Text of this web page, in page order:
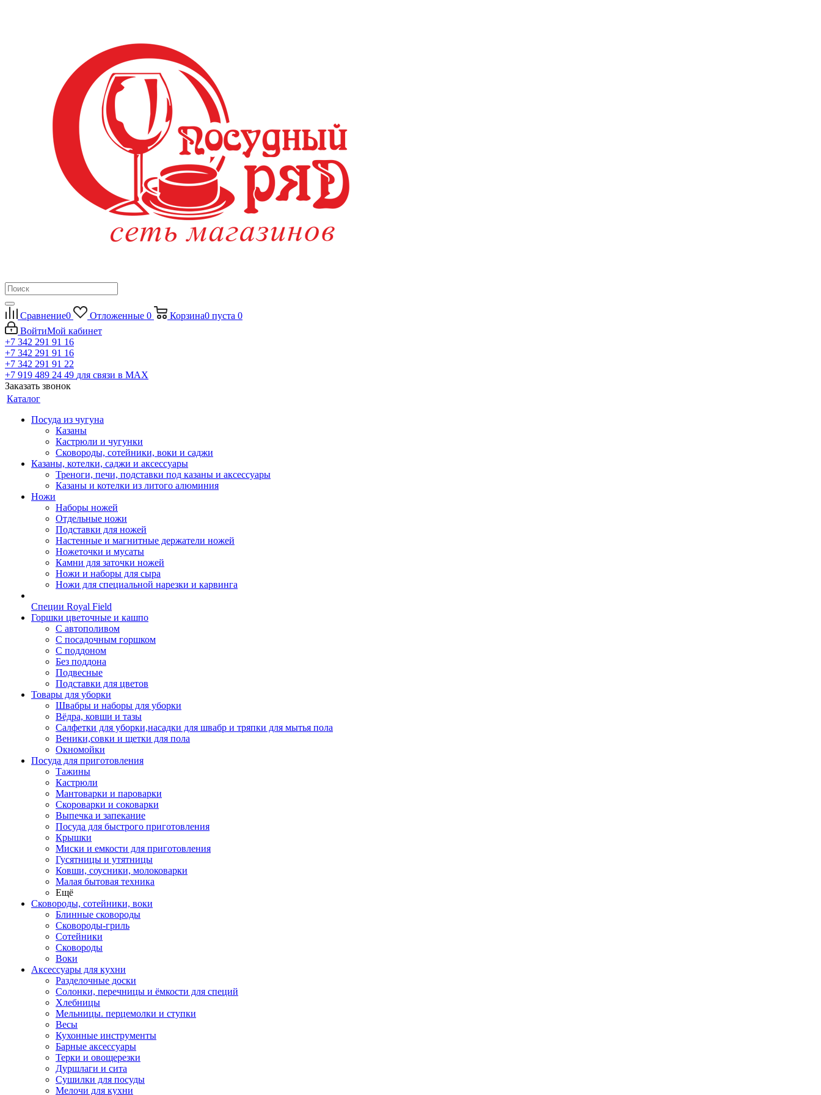
Сравнение0 Отложенные 0 Корзина0 пуста 0
ВойтиМой кабинет
+7 342 291 91 16
+7 342 291 91 16
+7 342 291 91 22
+7 919 489 24 49 для связи в МАХ
Заказать звонок
Каталог
Посуда из чугуна
Казаны
Кастрюли и чугунки
Сковороды, сотейники, воки и саджи
Казаны, котелки, саджи и аксессуары
Треноги, печи, подставки под казаны и аксессуары
Казаны и котелки из литого алюминия
Ножи
Наборы ножей
Отдельные ножи
Подставки для ножей
Настенные и магнитные держатели ножей
Ножеточки и мусаты
Камни для заточки ножей
Ножи и наборы для сыра
Ножи для специальной нарезки и карвинга
Специи Royal Field
Горшки цветочные и кашпо
С автополивом
С посадочным горшком
С поддоном
Без поддона
Подвесные
Подставки для цветов
Товары для уборки
Швабры и наборы для уборки
Вёдра, ковши и тазы
Салфетки для уборки,насадки для швабр и тряпки для мытья пола
Веники,совки и щетки для пола
Окномойки
Посуда для приготовления
Тажины
Кастрюли
Мантоварки и пароварки
Скороварки и соковарки
Выпечка и запекание
Посуда для быстрого приготовления
Крышки
Миски и емкости для приготовления
Гусятницы и утятницы
Ковши, соусники, молоковарки
Малая бытовая техника
Ещё
Сковороды, сотейники, воки
Блинные сковороды
Сковороды-гриль
Сотейники
Сковороды
Воки
Аксессуары для кухни
Разделочные доски
Солонки, перечницы и ёмкости для специй
Хлебницы
Мельницы. перцемолки и ступки
Весы
Кухонные инструменты
Барные аксессуары
Терки и овощерезки
Дуршлаги и сита
Сушилки для посуды
Мелочи для кухни